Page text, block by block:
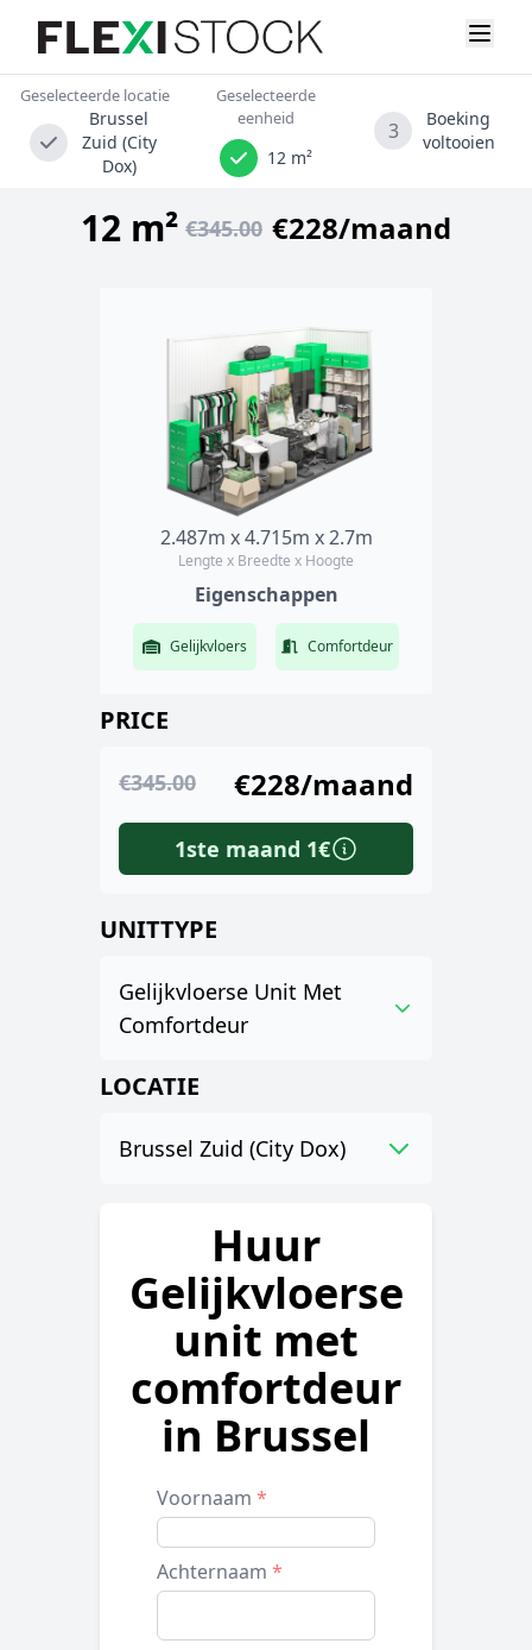
Geselecteerde locatie
Brussel
Zuid (City
Dox)
Geselecteerde
eenheid
12 m²
3
Boeking
voltooien
12 m² €345.00 €228/maand
2.487m x 4.715m x 2.7m
Lengte x Breedte x Hoogte
Eigenschappen
Gelijkvloers Comfortdeur
PRICE
€345.00 €228/maand
1ste maand 1€
UNITTYPE
Gelijkvloerse Unit Met
Comfortdeur
LOCATIE
Brussel Zuid (City Dox)
Huur
Gelijkvloerse
unit met
comfortdeur
in Brussel
Voornaam *
Achternaam *